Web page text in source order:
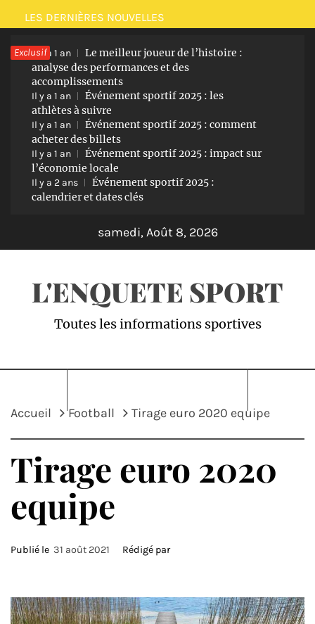
Passer
au
contenu
LES DERNIÈRES NOUVELLES
ExclusifIl y a 1 an
Le meilleur joueur de l’histoire :
analyse des performances et des
accomplissements
Il y a 1 an
Événement sportif 2025 : les
athlètes à suivre
Il y a 1 an
Événement sportif 2025 : comment
acheter des billets
Il y a 1 an
Événement sportif 2025 : impact sur
l’économie locale
Il y a 2 ans
Événement sportif 2025 :
calendrier et dates clés
samedi, Août 8, 2026
L'ENQUETE SPORT
Toutes les informations sportives
Accueil Football Tirage euro 2020 equipe
Tirage euro 2020
equipe
Publié le 31 août 2021 Rédigé par